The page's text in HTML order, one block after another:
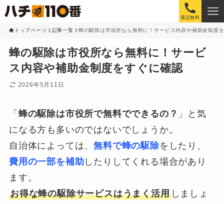
通話無料
トップページ 記事一覧 蜂の駆除は市役所なら無料に！サービス内容や補助金制度
蜂の駆除は市役所なら無料に！サービ
ス内容や補助金制度をすぐに確認
2026年5月11日
「 蜂の駆除は市役所で無料でできるの？ 」と気
になる方も多いのではないでしょうか。
自治体によっては、無料で蜂の駆除をしたり、
費用の一部を補助 したりしてくれる場合があり
ます。
お得な蜂の駆除サービスはうまく活用しましょ